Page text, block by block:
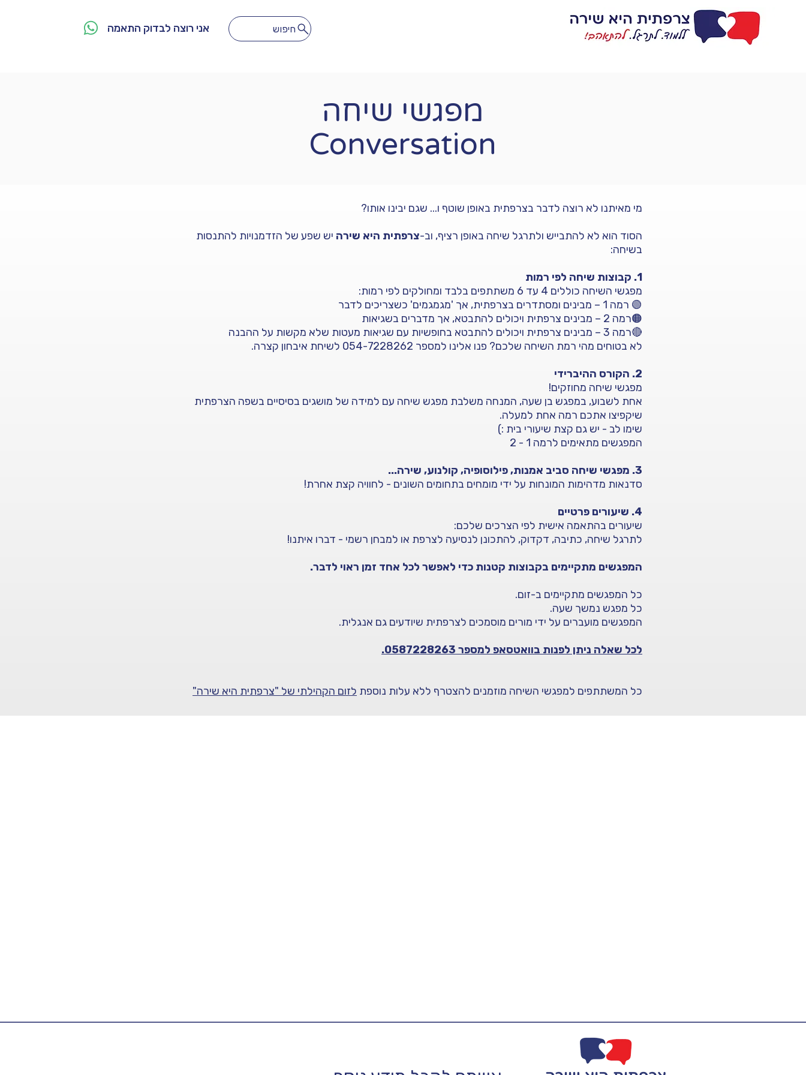
חיפוש אני רוצה לבדוק התאמה
מפגשי שיחה
Conversation
מי מאיתנו לא רוצה לדבר בצרפתית באופן שוטף ו... שגם יבינו אותו?
הסוד הוא לא להתבייש ולתרגל שיחה באופן רציף, וב-צרפתית היא שירה יש שפע של הזדמנויות להתנסות
בשיחה:
1. קבוצות שיחה לפי רמות
מפגשי השיחה כוללים 4 עד 6 משתתפים בלבד ומחולקים לפי רמות:
🟢 רמה 1 – מבינים ומסתדרים בצרפתית, אך 'מגמגמים' כשצריכים לדבר
🟠רמה 2 – מבינים צרפתית ויכולים להתבטא, אך מדברים בשגיאות
🔴רמה 3 – מבינים צרפתית ויכולים להתבטא בחופשיות עם שגיאות מעטות שלא מקשות על ההבנה
לא בטוחים מהי רמת השיחה שלכם? פנו אלינו למספר 054-7228262 לשיחת איבחון קצרה.
2. הקורס ההיברידי
מפגשי שיחה מחוזקים!
אחת לשבוע, במפגש בן שעה, המנחה משלבת מפגש שיחה עם למידה של מושגים בסיסיים בשפה הצרפתית
שיקפיצו אתכם רמה אחת למעלה.
שימו לב - יש גם קצת שיעורי בית :)
המפגשים מתאימים לרמה 1 - 2
3. מפגשי שיחה סביב אמנות, פילוסופיה, קולנוע, שירה...
סדנאות מדהימות המונחות על ידי מומחים בתחומים השונים - לחוויה קצת אחרת!
4. שיעורים פרטיים
שיעורים בהתאמה אישית לפי הצרכים שלכם:
לתרגל שיחה, כתיבה, דקדוק, להתכונן לנסיעה לצרפת או למבחן רשמי - דברו איתנו!
המפגשים מתקיימים בקבוצות קטנות כדי לאפשר לכל אחד זמן ראוי לדבר.
כל המפגשים מתקיימים ב-זום.
כל מפגש נמשך שעה.
המפגשים מועברים על ידי מורים מוסמכים לצרפתית שיודעים גם אנגלית.
לכל שאלה ניתן לפנות בוואטסאפ למספר 0587228263.
כל המשתתפים למפגשי השיחה מוזמנים להצטרף ללא עלות נוספת לזום הקהילתי של "צרפתית היא שירה"